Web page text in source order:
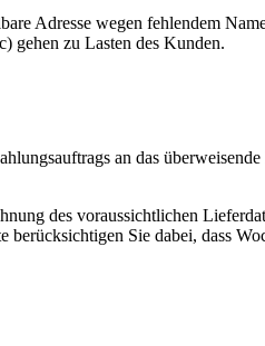
Adresse wegen fehlendem
gehen zu Lasten des Kunden.
an das
des voraussichtlichen
Sie dabei, dass